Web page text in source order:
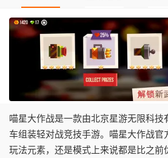
喵星大作战是一款由北京星游无限科技
车组装轻对战竞技手游。喵星大作战官
玩法元素，还是模式上来说都是比之前